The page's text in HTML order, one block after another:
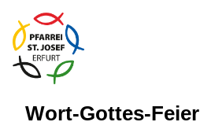
Wort-Gottes-Feier